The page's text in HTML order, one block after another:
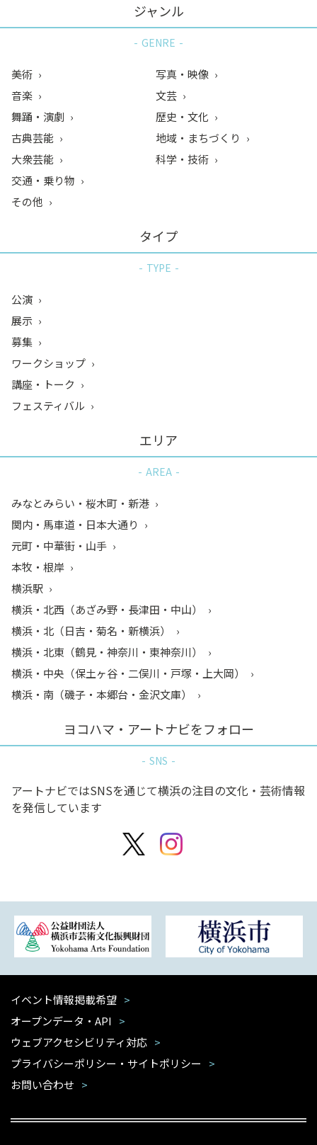
ジャンル
GENRE
美術
音楽
舞踊・演劇
古典芸能
大衆芸能
写真・映像
文芸
歴史・文化
地域・まちづくり
科学・技術
交通・乗り物
その他
タイプ
TYPE
公演
展示
募集
ワークショップ
講座・トーク
フェスティバル
エリア
AREA
みなとみらい・桜木町・新港
関内・馬車道・日本大通り
元町・中華街・山手
本牧・根岸
横浜駅
横浜・北西（あざみ野・長津田・中山）
横浜・北（日吉・菊名・新横浜）
横浜・北東（鶴見・神奈川・東神奈川）
横浜・中央（保土ヶ谷・二俣川・戸塚・上大岡）
横浜・南（磯子・本郷台・金沢文庫）
ヨコハマ・アートナビをフォロー
SNS
アートナビではSNSを通じて横浜の注目の文化・芸術情報
を発信しています
イベント情報掲載希望
オープンデータ・API
ウェブアクセシビリティ対応
プライバシーポリシー・サイトポリシー
お問い合わせ